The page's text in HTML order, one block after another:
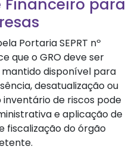
para
Portaria SEPRT nº
que o GRO deve ser
disponível para
desatualização ou
de riscos pode
e aplicação de
fiscalização do órgão